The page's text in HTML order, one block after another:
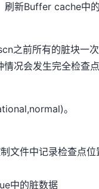
新Buffer cache中
之前所有的脏块一
况会发生完全检查点
。
文件中记录检查点
中的脏数据